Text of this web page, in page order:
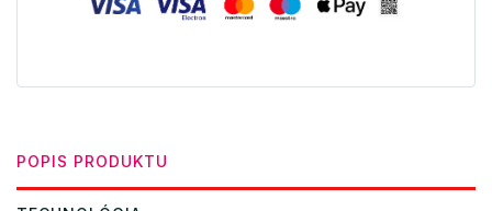
POPIS PRODUKTU